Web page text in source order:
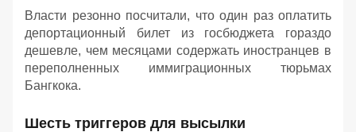
Власти резонно посчитали, что один раз оплатить
депортационный билет из госбюджета гораздо
дешевле, чем месяцами содержать иностранцев в
переполненных иммиграционных тюрьмах
Бангкока.
Шесть триггеров для высылки